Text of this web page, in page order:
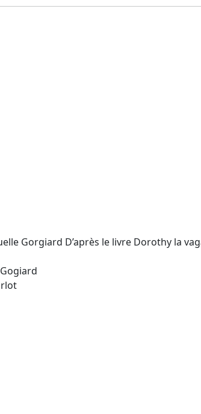
Gorgiard D’après le livre Dorothy la